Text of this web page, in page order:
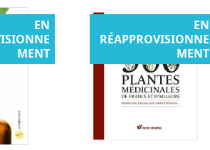
EN
MENT
EN
RÉAPPROVISIONNE
MENT